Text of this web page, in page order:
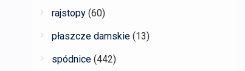
rajstopy (60)
płaszcze damskie (13)
spódnice (442)